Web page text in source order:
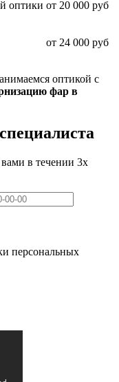
оптики от 20 000 руб
от 24 000 руб
оптикой с
фар в
в течении 3х
персональных